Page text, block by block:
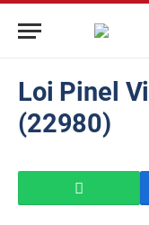
Loi Pinel
(22980)